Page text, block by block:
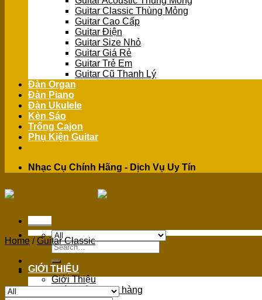
Guitar Classic Thùng Mỏng
Guitar Cao Cấp
Guitar Điện
Guitar Size Nhỏ
Guitar Giá Rẻ
Guitar Trẻ Em
Guitar Cũ Thanh Lý
Đàn Organ
Đàn Piano
Đàn Ukulele
Kèn Sáo
Trống Cajon
Phụ Kiện Guitar
Nhạc Cụ Chính Hãng - Dịch Vụ Uy Tín
Search
for:
GIỚI THIỆU
Giới Thiệu
Chính sách mua hàng
Home / Guitar Classic